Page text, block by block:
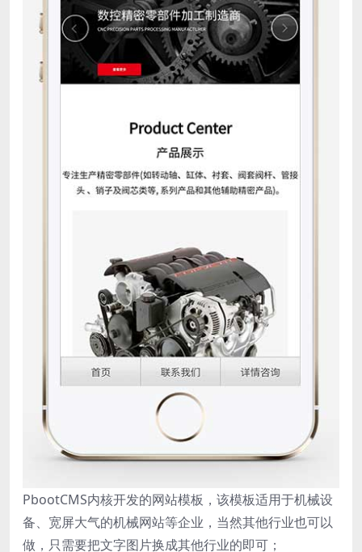
PbootCMS内核开发的网站模板，该模板适用于机械设
备、宽屏大气的机械网站等企业，当然其他行业也可以
做，只需要把文字图片换成其他行业的即可；